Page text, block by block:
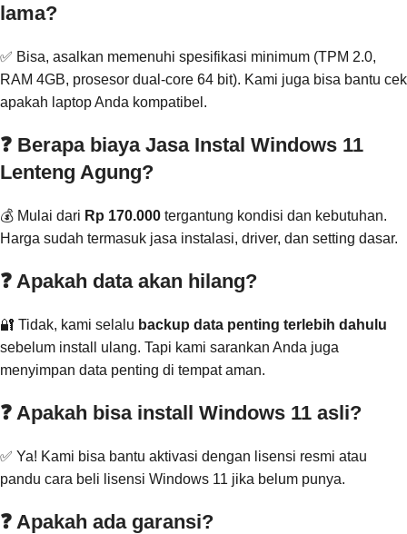
lama?
✅ Bisa, asalkan memenuhi spesifikasi minimum (TPM 2.0,
RAM 4GB, prosesor dual-core 64 bit). Kami juga bisa bantu cek
apakah laptop Anda kompatibel.
❓ Berapa biaya Jasa Instal Windows 11
Lenteng Agung?
💰 Mulai dari Rp 170.000 tergantung kondisi dan kebutuhan.
Harga sudah termasuk jasa instalasi, driver, dan setting dasar.
❓ Apakah data akan hilang?
🔐 Tidak, kami selalu backup data penting terlebih dahulu
sebelum install ulang. Tapi kami sarankan Anda juga
menyimpan data penting di tempat aman.
❓ Apakah bisa install Windows 11 asli?
✅ Ya! Kami bisa bantu aktivasi dengan lisensi resmi atau
pandu cara beli lisensi Windows 11 jika belum punya.
❓ Apakah ada garansi?